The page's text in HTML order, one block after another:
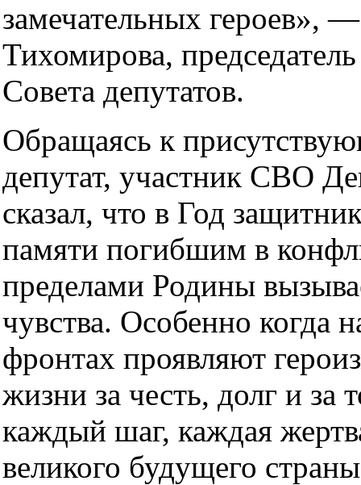
замечательных героев»,
Тихомирова,
Совета депутатов.
Обращаясь к
депутат, участник СВО
сказал, что в Год
памяти погибшим в
пределами Родины
чувства. Особенно когда
фронтах проявляют
жизни за честь, долг и за
каждый шаг, каждая
великого будущего